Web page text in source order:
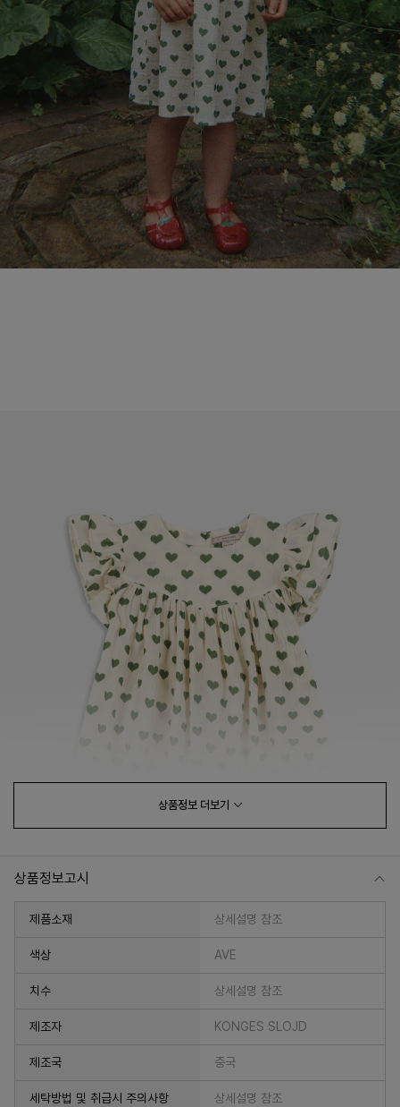
페이코 라이
매
상품정보 더보기
상품정보고시
제품소재 상세설명 참조
색상 AVE
치수 상세설명 참조
제조자 KONGES SLOJD
제조국 중국
세탁방법 및 취급시 주의사항 상세설명 참조